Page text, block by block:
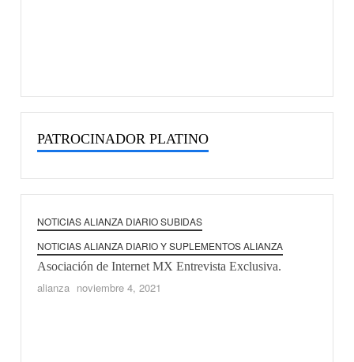
PATROCINADOR PLATINO
NOTICIAS ALIANZA DIARIO SUBIDAS
NOTICIAS ALIANZA DIARIO Y SUPLEMENTOS ALIANZA
Asociación de Internet MX Entrevista Exclusiva.
alianza noviembre 4, 2021